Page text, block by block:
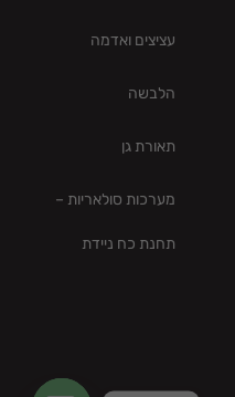
עציצים ואדמה
הלבשה
תאורת גן
מערכות סולאריות –
תחנת כח ניידת